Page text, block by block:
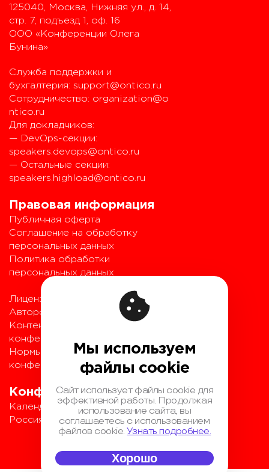
125040, Москва, Нижняя ул., д. 14,
стр. 7, подъезд 1, оф. 16
ООО «Конференции Олега
Бунина»
Служба поддержки и
бухгалтерия: support@ontico.ru
Сотрудничество: organization@o
ntico.ru
Для докладчиков:
— DevOps-секции:
speakers.devops@ontico.ru
— Остальные секции:
speakers.highload@ontico.ru
Конференции
Календарь
Россия IV
Правовая информация
Публичная оферта
Соглашение на обработку
персональных данных
Политика обработки
персональных данных
Лицензионный договор с
Автором
Контентная политика
конференции
Нормы поведения для
конференции
Мы используем
файлы cookie
Сайт использует файлы cookie для
эффективной работы. Продолжая
использование сайта, вы
соглашаетесь с использованием
файлов cookie.Узнать подробнее.
Хорошо